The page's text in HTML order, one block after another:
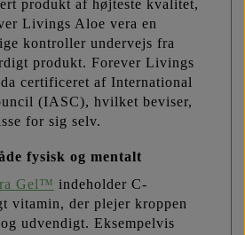
produkt af højteste kvalitet,
Livings Aloe vera en
kontroller undervejs fra
produkt. Forever Livings
certificeret af International
(IASC), hvilket beviser,
for sig selv.
fysisk og mentalt
Gel™ indeholder C-
vitamin, der plejer kroppen
udvendigt. Eksempelvis